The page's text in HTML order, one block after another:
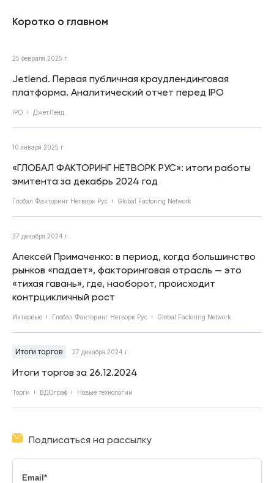
Коротко о главном
25 февраля 2025 г.
Jetlend. Первая публичная краудлендинговая
платформа. Аналитический отчет перед IPO
IPO ДжетЛенд
10 января 2025 г.
«ГЛОБАЛ ФАКТОРИНГ НЕТВОРК РУС»: итоги работы
эмитента за декабрь 2024 год
Глобал Факторинг Нетворк Рус Global Factoring Network
27 декабря 2024 г.
Алексей Примаченко: в период, когда большинство
рынков «падает», факторинговая отрасль — это
«тихая гавань», где, наоборот, происходит
контрцикличный рост
Интервью Глобал Факторинг Нетворк Рус Global Factoring Network
Итоги торгов 27 декабря 2024 г.
Итоги торгов за 26.12.2024
Торги ВДОграф Новые технологии
Подписаться на рассылку
Email *